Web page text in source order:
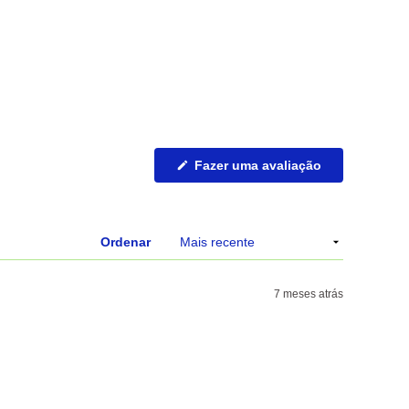
Fazer uma avaliação
numa
Ordenar
7 meses atrás